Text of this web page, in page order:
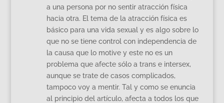
a una persona por no sentir atracción física
hacia otra. El tema de la atracción física es
básico para una vida sexual y es algo sobre lo
que no se tiene control con independencia de
la causa que lo motive y este no es un
problema que afecte sólo a trans e intersex,
aunque se trate de casos complicados,
tampoco voy a mentir. Tal y como se enuncia
al principio del artículo, afecta a todos los que